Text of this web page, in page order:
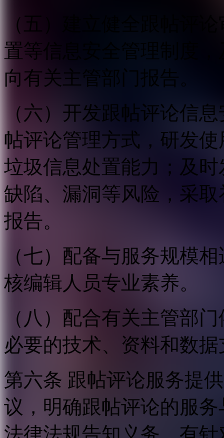
（五）建立健全跟帖评
置等信息安全管理制度
向有关主管部门报告。
（六）开发跟帖评论信
帖评论管理方式，研发
垃圾信息处置能力；及
缺陷、漏洞等风险，采
报告。
（七）配备与服务规模
核编辑人员专业素养。
（八）配合有关主管部
必要的技术、资料和数
第六条 跟帖评论服务提
议，明确跟帖评论的服
法律法规告知义务，有